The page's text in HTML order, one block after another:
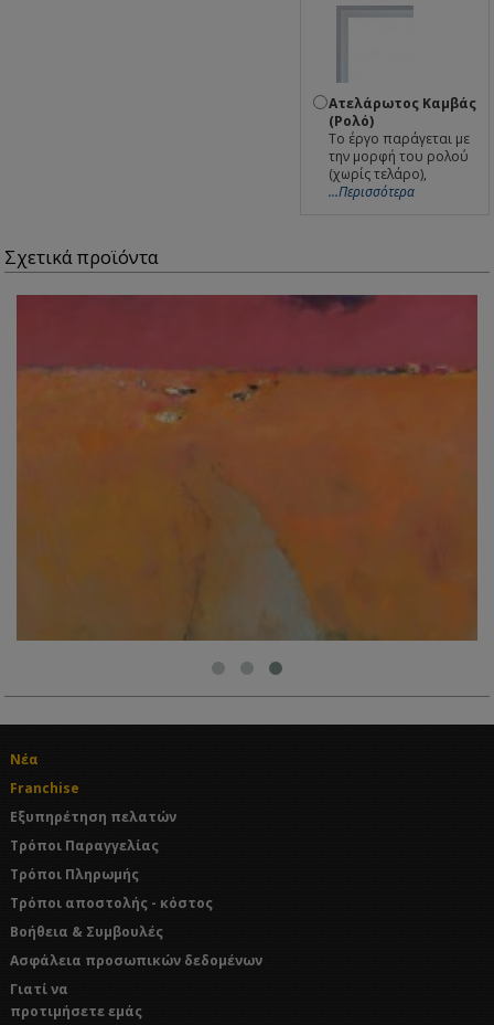
Ατελάρωτος Καμβάς
(Ρολό)
Το έργο παράγεται με
την μορφή του ρολού
(χωρίς τελάρο),
...Περισσότερα
Σχετικά προϊόντα
Νέα
Franchise
Εξυπηρέτηση πελατών
Τρόποι Παραγγελίας
Τρόποι Πληρωμής
Τρόποι αποστολής - κόστος
Βοήθεια & Συμβουλές
Ασφάλεια προσωπικών δεδομένων
Γιατί να
προτιμήσετε εμάς